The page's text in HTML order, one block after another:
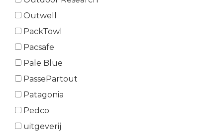
Outwell
PackTowl
Pacsafe
Pale Blue
PassePartout
Patagonia
Pedco
uitgeverij